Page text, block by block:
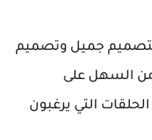
بتصميم جميل وتصميم
السهل على
التي يرغبون